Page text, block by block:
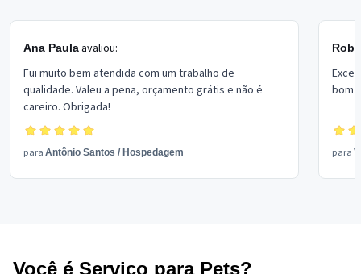
Ana Paulaavaliou:
Fui muito bem atendida com um trabalho de
qualidade. Valeu a pena, orçamento grátis e não é
careiro. Obrigada!
para Antônio Santos / Hospedagem
bom
para
Você é Serviço para Pets?